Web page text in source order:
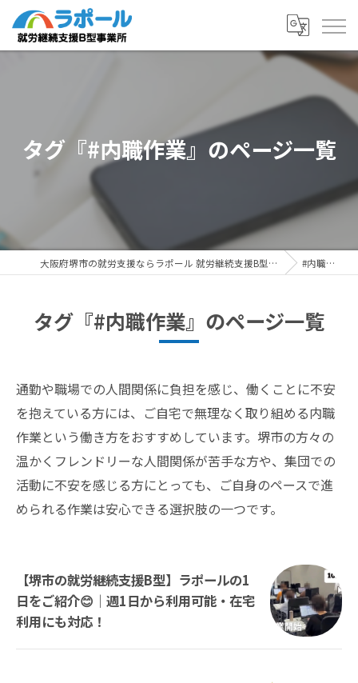
タグ『#内職作業』のページ一覧
大阪府堺市の就労支援ならラポール 就労継続支援B型事業所 #内職作業
タグ『#内職作業』のページ一覧
通勤や職場での人間関係に負担を感じ、働くことに不安
を抱えている方には、ご自宅で無理なく取り組める内職
作業という働き方をおすすめしています。堺市の方々の
温かくフレンドリーな人間関係が苦手な方や、集団での
活動に不安を感じる方にとっても、ご自身のペースで進
められる作業は安心できる選択肢の一つです。
【堺市の就労継続支援B型】ラポールの1
日をご紹介😊｜週1日から利用可能・在宅
利用にも対応！